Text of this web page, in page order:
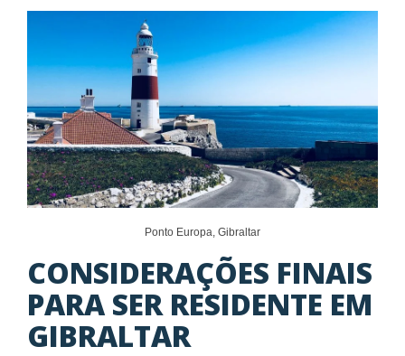
Ponto Europa, Gibraltar
CONSIDERAÇÕES FINAIS
PARA SER RESIDENTE EM
GIBRALTAR